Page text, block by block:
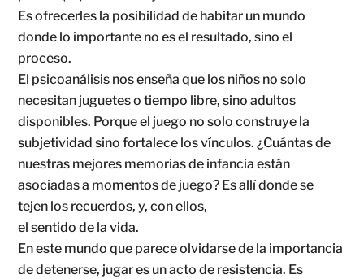
Es ofrecerles la posibilidad de habitar un mundo
donde lo importante no es el resultado, sino el
proceso.
El psicoanálisis nos enseña que los niños no solo
necesitan juguetes o tiempo libre, sino adultos
disponibles. Porque el juego no solo construye la
subjetividad sino fortalece los vínculos. ¿Cuántas de
nuestras mejores memorias de infancia están
asociadas a momentos de juego? Es allí donde se
tejen los recuerdos, y, con ellos,
el sentido de la vida.
En este mundo que parece olvidarse de la importancia
de detenerse, jugar es un acto de resistencia. Es